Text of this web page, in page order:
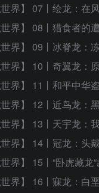
世界】 07丨绘龙：
世界】 08丨猎食者
世界】 09丨冰脊龙
世界】 10丨奇翼龙
世界】 11丨和平中
世界】 12丨近鸟龙：
世界】 13丨天宇龙：
世界】 14丨冠龙：头
世界】 15丨“卧虎藏
世界】 16丨寐龙：白